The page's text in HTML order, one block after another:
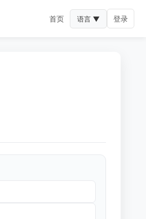
首页 语言 ▼ 登录